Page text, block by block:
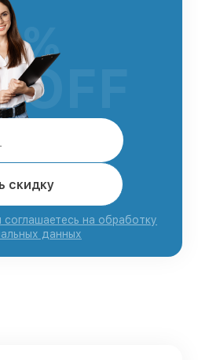
скидку
соглашаетесь на обработку
данных
%
OFF